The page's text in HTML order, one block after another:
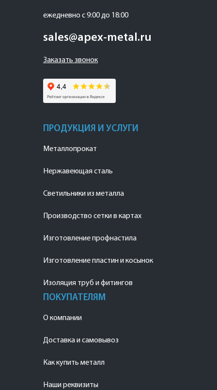
ежедневно с 9:00 до 18:00
sales@apex-metal.ru
Заказать звонок
ПРОДУКЦИЯ И УСЛУГИ
Металлопрокат
Нержавеющая сталь
Светильники из металла
Производство сетки в картах
Изготовление профнастила
Изготовление пластин и косынок
Изоляция труб и фитингов
ПОКУПАТЕЛЯМ
О компании
Доставка и самовывоз
Как купить металл
Наши реквизиты